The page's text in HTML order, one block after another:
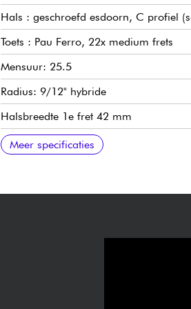
Hals : geschroefd esdoorn, C profiel
Toets : Pau Ferro, 22x medium frets
Mensuur: 25.5
Radius: 9/12" hybride
Halsbreedte 1e fret 42 mm
Halsdikte 1e fret 21 mm
Halsdikte 12e fret 23 mm
Pickups: enkelspoels Marceau Guitars
Bedieningselementen: volume, toon,
Brug: traditionele Marceau Guitars
Stemmechanieken: Hipshot
Verkocht met: Marceau Guitars gigbag
Meer specificaties